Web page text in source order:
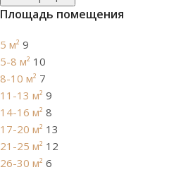
Площадь помещения
5 м² 9
5-8 м² 10
8-10 м² 7
11-13 м² 9
14-16 м² 8
17-20 м² 13
21-25 м² 12
26-30 м² 6